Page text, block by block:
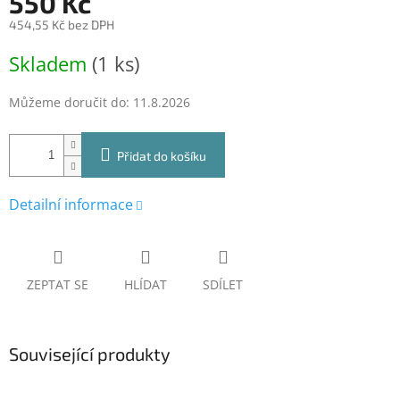
454,55 Kč bez DPH
cena:
Skladem (1 ks)
Můžeme doručit do: 11.8.2026
Přidat do košíku
Detailní informace
ZEPTAT SE HLÍDAT SDÍLET
Související produkty